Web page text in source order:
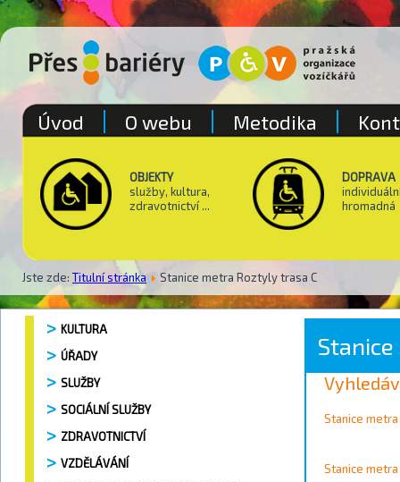
OBJEKTY
služby, kultura,
zdravotnictví ...
DOPRAVA
hromadná
Jste zde: Titulní stránka Stanice metra Roztyly trasa C
Úvod O webu Metodika
KULTURA
ÚŘADY
SLUŽBY
SOCIÁLNÍ SLUŽBY
ZDRAVOTNICTVÍ
VZDĚLÁVÁNÍ
Vyhledat
Kontakty
Stanice
Stanice